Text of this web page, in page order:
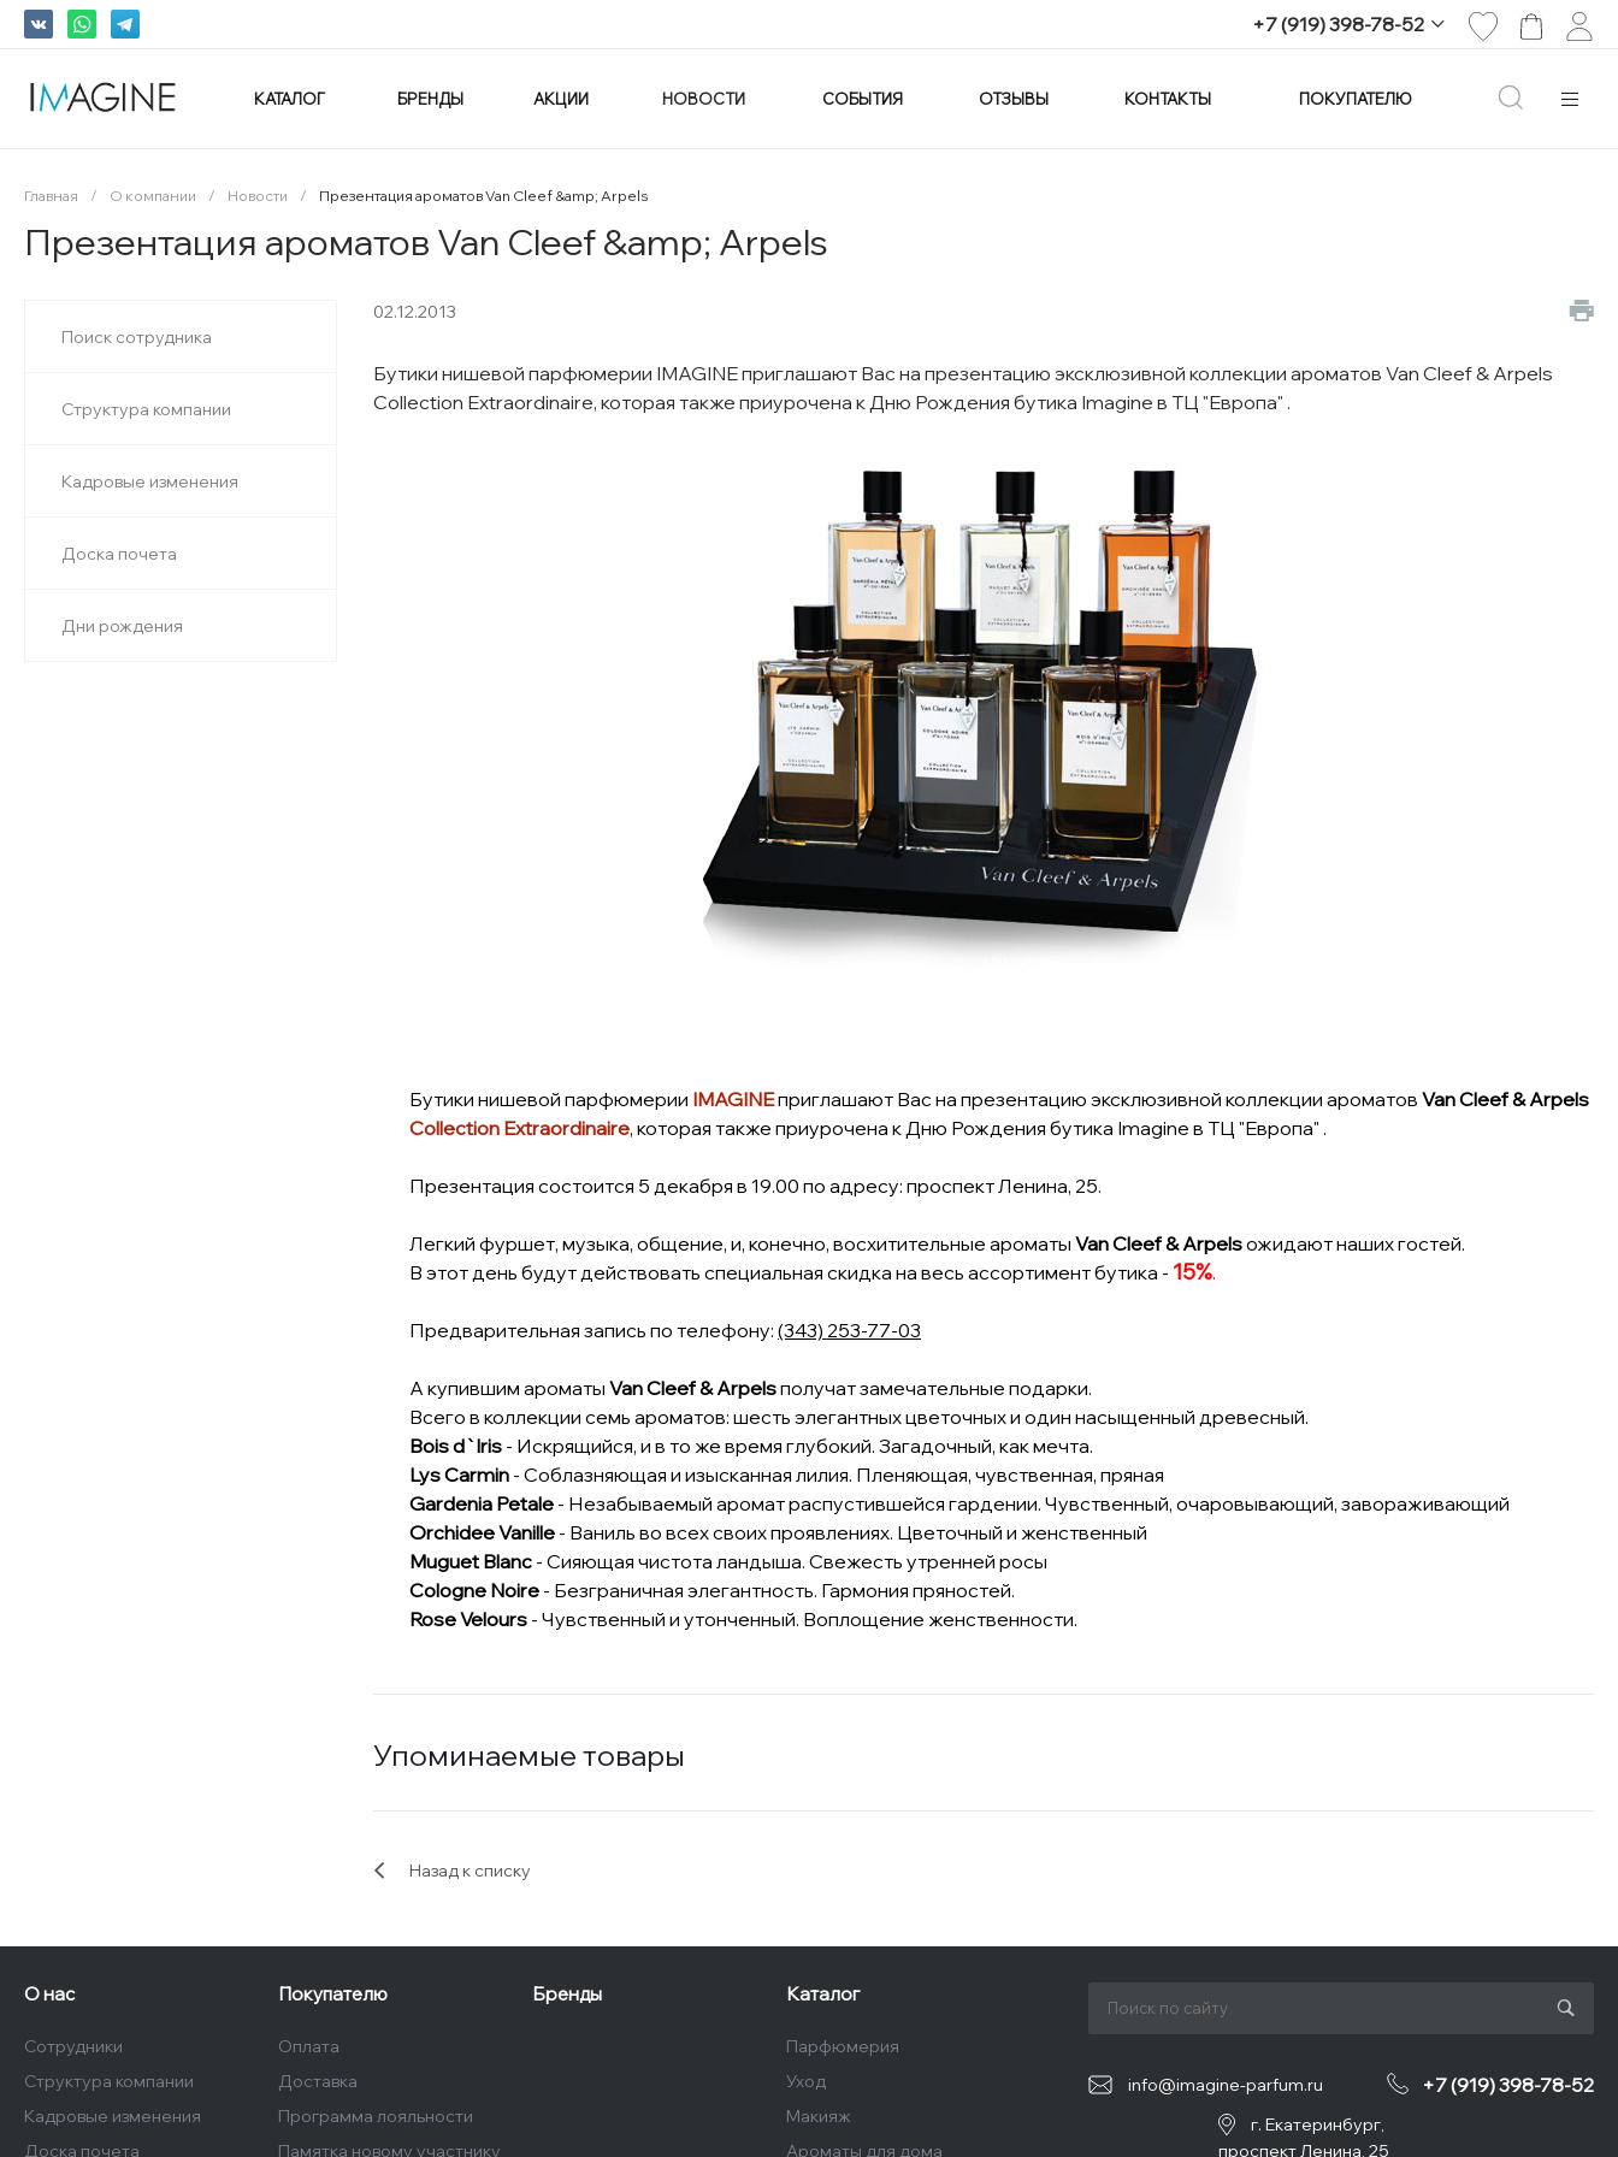
+7 (919) 398-78-52
+7 (919) 398-78-52
КАТАЛОГ БРЕНДЫ АКЦИИ НОВОСТИ СОБЫТИЯ ОТЗЫВЫ КОНТАКТЫ ПОКУПАТЕЛЮ
Главная / О компании / Новости / Презентация ароматов Van Cleef &amp; Arpels
Презентация ароматов Van Cleef &amp; Arpels
Поиск сотрудника
Структура компании
Кадровые изменения
Доска почета
Дни рождения
02.12.2013
Бутики нишевой парфюмерии IMAGINE приглашают Вас на презентацию эксклюзивной коллекции ароматов Van Cleef & Arpels
Collection Extraordinaire, которая также приурочена к Дню Рождения бутика Imagine в ТЦ "Европа" .
Бутики нишевой парфюмерии IMAGINEприглашают Вас на презентацию эксклюзивной коллекции ароматов Van Cleef & Arpels
Collection Extraordinaire, которая также приурочена к Дню Рождения бутика Imagine в ТЦ "Европа" .
Презентация состоится 5 декабря в 19.00 по адресу: проспект Ленина, 25.
Легкий фуршет, музыка, общение, и, конечно, восхитительные ароматы Van Cleef & Arpelsожидают наших гостей.
В этот день будут действовать специальная скидка на весь ассортимент бутика - 15%.
Предварительная запись по телефону: (343) 253-77-03
А купившим ароматы Van Cleef & Arpelsполучат замечательные подарки.
Всего в коллекции семь ароматов: шесть элегантных цветочных и один насыщенный древесный.
Bois d`Iris - Искрящийся, и в то же время глубокий. Загадочный, как мечта.
Lys Carmin - Соблазняющая и изысканная лилия. Пленяющая, чувственная, пряная
Gardenia Petale - Незабываемый аромат распустившейся гардении. Чувственный, очаровывающий, завораживающий
Orchidee Vanille - Ваниль во всех своих проявлениях. Цветочный и женственный
Muguet Blanc - Сияющая чистота ландыша. Свежесть утренней росы
Cologne Noire - Безграничная элегантность. Гармония пряностей.
Rose Velours - Чувственный и утонченный. Воплощение женственности.
Упоминаемые товары
Назад к списку
О нас
Сотрудники
Структура компании
Кадровые изменения
Доска почета
Покупателю
Оплата
Доставка
Программа лояльности
Памятка новому участнику
Бренды Каталог
Парфюмерия
Уход
Макияж
Ароматы для дома
info@imagine-parfum.ru +7 (919) 398-78-52
г. Екатеринбург,
проспект Ленина, 25